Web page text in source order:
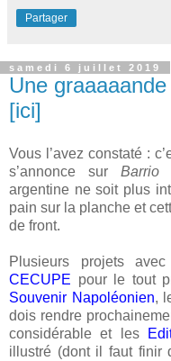
Partager
samedi 6 juillet 2019
Une
[ici]
Vous l’avez constaté :
s’annonce sur Barrio
argentine ne soit plus
pain sur la planche et
de front.
Plusieurs projets
CECUPE pour le tout
Souvenir Napoléonien,
dois rendre
considérable et les
illustré (dont il faut finir